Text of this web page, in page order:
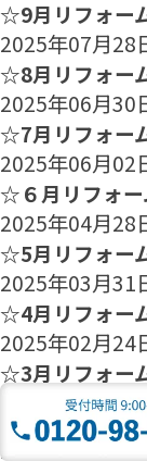
☆9月リフォー
2025年07月28
☆8月リフォー
2025年06月30
☆7月リフォー
2025年06月02
☆６月リフォ
2025年04月28
☆5月リフォー
2025年03月31
☆4月リフォー
2025年02月24
☆3月リフォー
2025年01月27
☆2月のリフォ